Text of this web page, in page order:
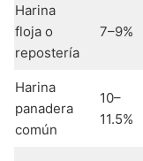
Harina
floja o
repostería
7–9%
Harina
panadera
común
10–
11.5%